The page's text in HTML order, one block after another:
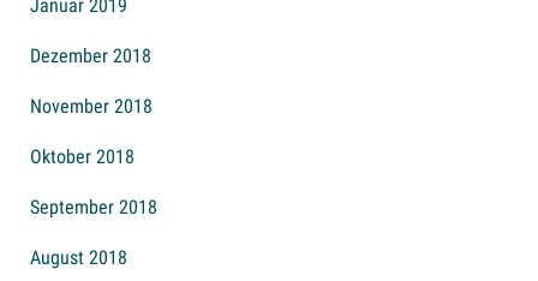
Januar 2019
Dezember 2018
November 2018
Oktober 2018
September 2018
August 2018